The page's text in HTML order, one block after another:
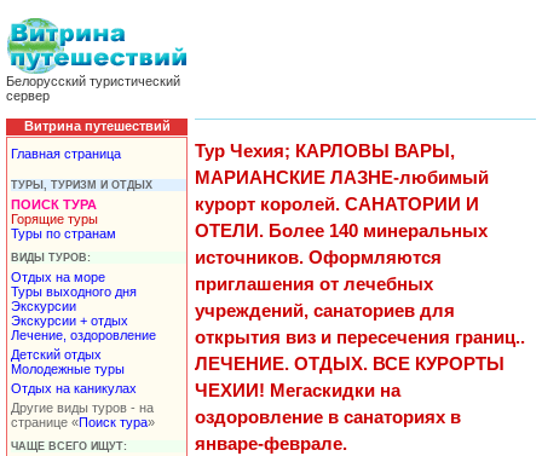
Белорусский туристический
сервер
Витрина путешествий
Главная страница
ТУРЫ, ТУРИЗМ И ОТДЫХ
ПОИСК ТУРА
Горящие туры
Туры по странам
ВИДЫ ТУРОВ:
Отдых на море
Туры выходного дня
Экскурсии
Экскурсии + отдых
Лечение, оздоровление
Детский отдых
Молодежные туры
Отдых на каникулах
Другие виды туров - на
странице «Поиск тура»
ЧАЩЕ ВСЕГО ИЩУТ:
Тур Чехия; КАРЛОВЫ ВАРЫ,
МАРИАНСКИЕ ЛАЗНЕ-любимый
курорт королей. САНАТОРИИ И
ОТЕЛИ. Более 140 минеральных
источников. Оформляются
приглашения от лечебных
учреждений, санаториев для
открытия виз и пересечения границ..
ЛЕЧЕНИЕ. ОТДЫХ. ВСЕ КУРОРТЫ
ЧЕХИИ! Мегаскидки на
оздоровление в санаториях в
январе-феврале.